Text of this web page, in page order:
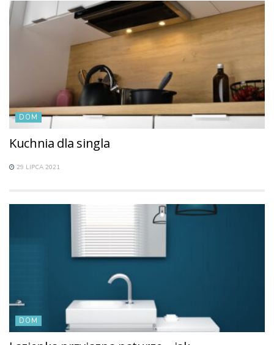
DOM
Kuchnia dla singla
29 LIPCA 2021
DOM